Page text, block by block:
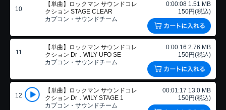
10
【単曲】ロックマン サウンドコレ
クション STAGE CLEAR
カプコン・サウンドチーム
0:00:08 1.51 MB
150円(税込)
11
【単曲】ロックマン サウンドコレ
クション Dr．WILY UFO SE
カプコン・サウンドチーム
0:00:16 2.76 MB
150円(税込)
12
【単曲】ロックマン サウンドコレ
クション Dr．WILY STAGE 1
カプコン・サウンドチーム
00:01:17 13.0 MB
150円(税込)